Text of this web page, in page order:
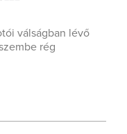
válságban lévő
rég